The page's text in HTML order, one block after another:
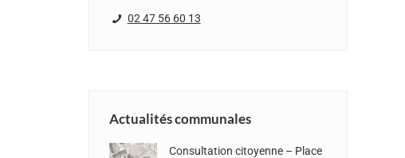
02 47 56 60 13
Actualités communales
Consultation citoyenne – Place